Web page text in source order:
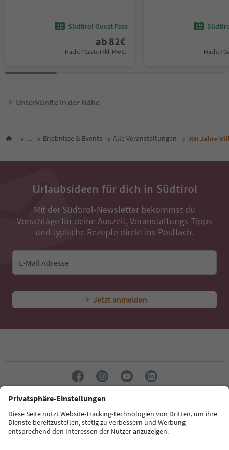
Südtirol Guest Pass
ab 82€
Nacht / Gäste Inkl. MwSt. Nacht /
Unterkünfte in der Nähe
... Erlebnisse & Events Alle Veranstaltungen 300 Jahre
Urlaubsideen für dich in Südtirol
Mit der Südtirol-Newsletter bekommst du
Vorschläge für deine Auszeit, Veranstaltungs-Tipps
und typische Rezepte direkt ins Postfach.
E-Mail Adresse
Jetzt anmelden